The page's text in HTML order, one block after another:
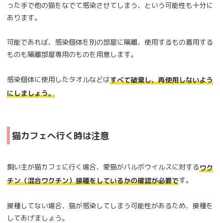
った手で他の猫をなでて感染させてしまう、という可能性も十分に
あります。
可能であれば、感染個体を別の部屋に隔離、使用するもの着用する
ものも隔離部屋専用のものを用意します。
感染個体に使用したタオルなどはすべて破棄し、再使用しないよう
にしましょう。
猫カフェへ行く時は注意
飼い主が猫カフェに行く場合、愛猫がパルボウイルスに対するワク
チン（混合ワクチン）接種をしているかの確認が必要です。
接種してない場合、猫が感染してしまう可能性があるため、接種を
してあげましょう。